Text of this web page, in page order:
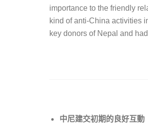
importance to the friendly
kind of anti-China activities
key donors of Nepal and
中尼建交初期的良好互動